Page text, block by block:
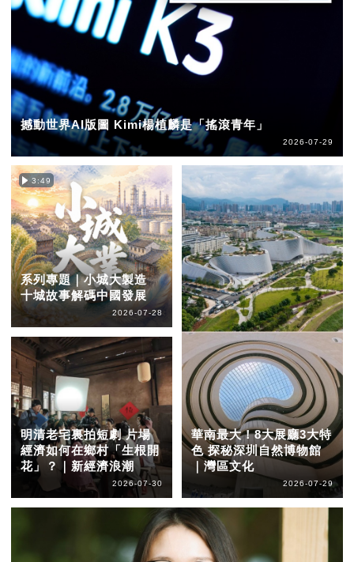
撼動世界AI版圖 Kimi楊植麟是「搖滾青年」
2026-07-29
3:49
系列專題｜小城大製造
十城故事解碼中國發展
2026-07-28
明清老宅裏拍短劇 片場
經濟如何在鄉村「生根開
花」？｜新經濟浪潮
2026-07-30
華南最大！8大展廳3大特
色 探秘深圳自然博物館
｜灣區文化
2026-07-29